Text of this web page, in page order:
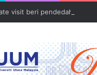
visit beri pendedahan